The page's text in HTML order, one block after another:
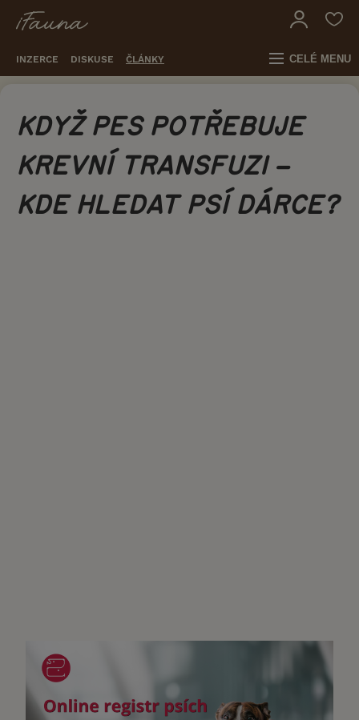
INZERCE DISKUSE ČLÁNKY CELÉ MENU
KDYŽ PES POTŘEBUJE
KREVNÍ TRANSFUZI –
KDE HLEDAT PSÍ DÁRCE?